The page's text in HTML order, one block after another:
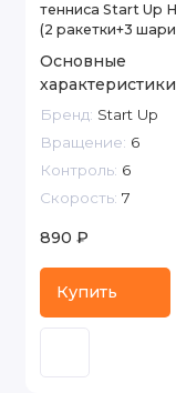
тенниса Start Up
(2 ракетки+3
Основные
Бренд: Start Up
Вращение: 6
Контроль: 6
Скорость: 7
890 ₽
Купить